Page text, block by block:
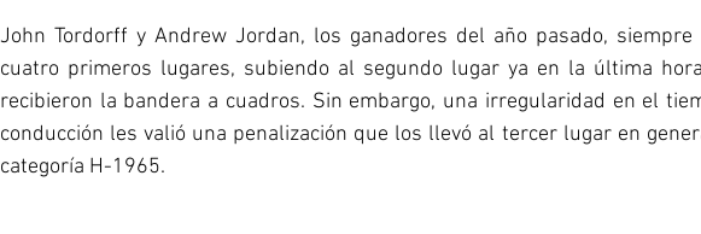
John Tordorff y Andrew Jordan, los ganadores del año pasado,
cuatro primeros lugares, subiendo al segundo lugar ya en la última
recibieron la bandera a cuadros. Sin embargo, una irregularidad en el
conducción les valió una penalización que los llevó al tercer lugar en
categoría H-1965.